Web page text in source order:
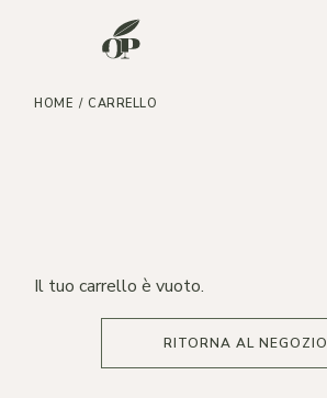
HOME CARRELLO
Il tuo carrello è vuoto.
RITORNA AL NEGOZIO